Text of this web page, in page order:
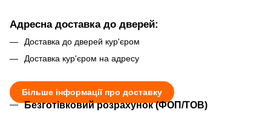
Адресна доставка до дверей:
Доставка до дверей кур'єром
Доставка кур'єром на адресу
Більше інформації про доставку
Безготівковий розрахунок (ФОП/ТОВ)